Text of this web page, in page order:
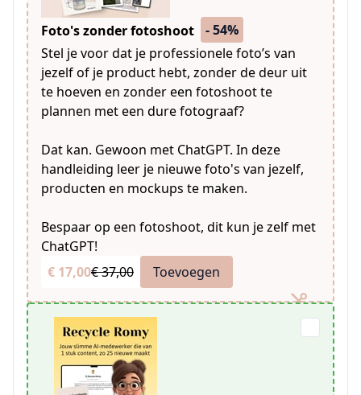
Foto's zonder fotoshoot
- 54%
Stel je voor dat je professionele foto’s van
jezelf of je product hebt, zonder de deur uit
te hoeven en zonder een fotoshoot te
plannen met een dure fotograaf?
Dat kan. Gewoon met ChatGPT. In deze
handleiding leer je nieuwe foto's van jezelf,
producten en mockups te maken.
Bespaar op een fotoshoot, dit kun je zelf met
ChatGPT!
€ 17,00€ 37,00 Toevoegen